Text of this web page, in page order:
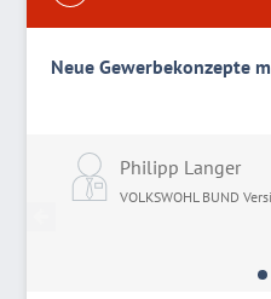
Neue Gewerbekonzepte
Philipp Langer
VOLKSWOHL BUND